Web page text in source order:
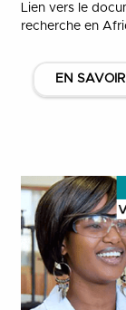
Lien vers le
recherche en
EN